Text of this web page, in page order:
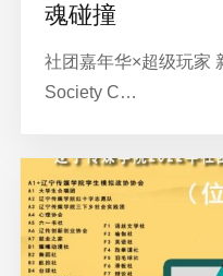
魂碰撞
社团嘉年华×超级玩家
Society C…